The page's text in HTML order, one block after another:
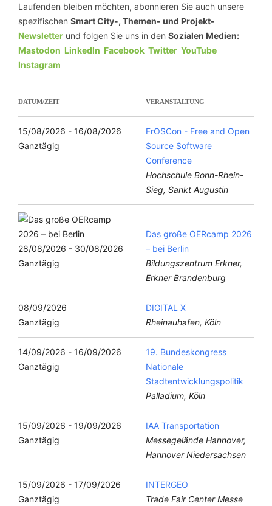
Laufenden bleiben möchten, abonnieren Sie auch unsere
spezifischen Smart City-, Themen- und Projekt-
Newsletter und folgen Sie uns in den Sozialen Medien:
Mastodon LinkedIn Facebook Twitter YouTube
Instagram
DATUM/ZEIT VERANSTALTUNG
15/08/2026 - 16/08/2026
Ganztägig
FrOSCon - Free and Open
Source Software
Conference
Hochschule Bonn-Rhein-
Sieg, Sankt Augustin
28/08/2026 - 30/08/2026
Ganztägig
Das große OERcamp 2026
– bei Berlin
Bildungszentrum Erkner,
Erkner Brandenburg
08/09/2026
Ganztägig
DIGITAL X
Rheinauhafen, Köln
14/09/2026 - 16/09/2026
Ganztägig
19. Bundeskongress
Nationale
Stadtentwicklungspolitik
Palladium, Köln
15/09/2026 - 19/09/2026
Ganztägig
IAA Transportation
Messegelände Hannover,
Hannover Niedersachsen
15/09/2026 - 17/09/2026
Ganztägig
INTERGEO
Trade Fair Center Messe